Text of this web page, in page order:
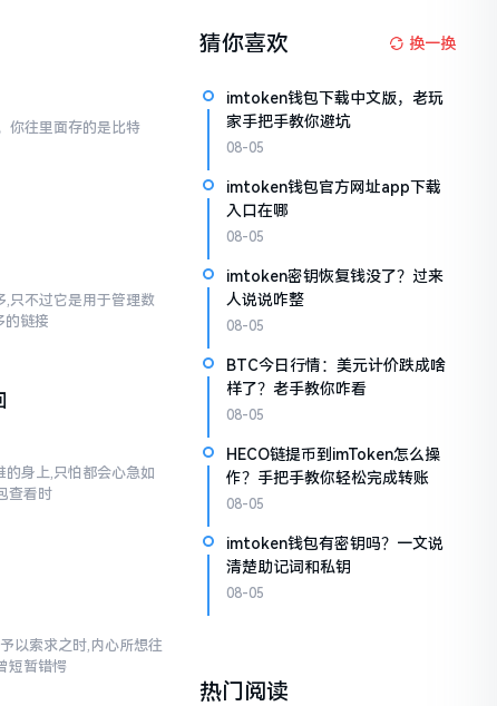
你往里面存的是比特
只不过它是用于管理数
的链接
身上,只怕都会心急如
查看时
以索求之时,内心所想往
短暂错愕
猜你喜欢 换一换
imtoken钱包下载中文版，老玩
家手把手教你避坑
08-05
imtoken钱包官方网址app下载
入口在哪
08-05
imtoken密钥恢复钱没了？过来
人说说咋整
08-05
BTC今日行情：美元计价跌成啥
样了？老手教你咋看
08-05
HECO链提币到imToken怎么操
作？手把手教你轻松完成转账
08-05
imtoken钱包有密钥吗？一文说
清楚助记词和私钥
08-05
热门阅读